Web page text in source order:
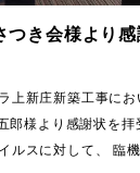
つき会様より
上新庄新築工事に
郎様より感謝状を
ルスに対して、 臨